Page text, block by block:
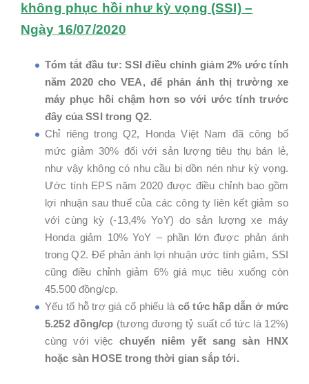
không phục hồi như kỳ vọng (SSI) –
Ngày 16/07/2020
Tóm tắt đầu tư: SSI điều chỉnh giảm 2% ước tính
năm 2020 cho VEA, để phản ánh thị trường xe
máy phục hồi chậm hơn so với ước tính trước
đây của SSI trong Q2.
Chỉ riêng trong Q2, Honda Việt Nam đã công bố
mức giảm 30% đối với sản lượng tiêu thụ bán lẻ,
như vậy không có nhu cầu bị dồn nén như kỳ vọng.
Ước tính EPS năm 2020 được điều chỉnh bao gồm
lợi nhuận sau thuế của các công ty liên kết giảm so
với cùng kỳ (-13,4% YoY) do sản lượng xe máy
Honda giảm 10% YoY – phần lớn được phản ánh
trong Q2. Để phản ánh lợi nhuận ước tính giảm, SSI
cũng điều chỉnh giảm 6% giá mục tiêu xuống còn
45.500 đồng/cp.
Yếu tố hỗ trợ giá cổ phiếu là cổ tức hấp dẫn ở mức
5.252 đồng/cp (tương đương tỷ suất cổ tức là 12%)
cùng với việcchuyển niêm yết sang sàn HNX
hoặc sàn HOSE trong thời gian sắp tới.